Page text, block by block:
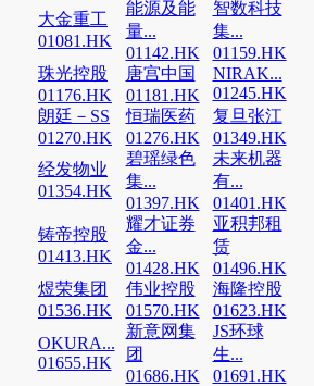
大金重工
01081.HK
能源及能
量...
01142.HK
智数科技
集...
01159.HK
珠光控股
01176.HK
唐宫中国
01181.HK
NIRAK...
01245.HK
朗廷－SS
01270.HK
恒瑞医药
01276.HK
复旦张江
01349.HK
经发物业
01354.HK
碧瑶绿色
集...
01397.HK
未来机器
有...
01401.HK
铸帝控股
01413.HK
耀才证券
金...
01428.HK
亚积邦租
赁
01496.HK
煜荣集团
01536.HK
伟业控股
01570.HK
海隆控股
01623.HK
OKURA...
01655.HK
新意网集
团
01686.HK
JS环球
生...
01691.HK